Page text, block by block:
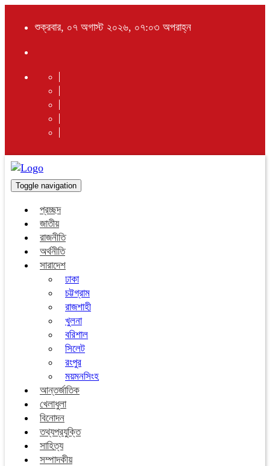
শুক্রবার, ০৭ অগাস্ট ২০২৬, ০৭:০৩ অপরাহ্ন
Toggle navigation
প্রচ্ছদ
জাতীয়
রাজনীতি
অর্থনীতি
সারাদেশ
ঢাকা
চট্টগ্রাম
রাজশাহী
খুলনা
বরিশাল
সিলেট
রংপুর
ময়মনসিংহ
আন্তর্জাতিক
খেলাধুলা
বিনোদন
তথ্যপ্রযুক্তি
সাহিত্য
সম্পাদকীয়